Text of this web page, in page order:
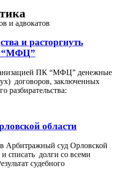
и адвокатов
и расторгнуть
“МФЦ”
ПК “МФЦ” денежные
договоров, заключенных
разбирательства:
области
в Арбитражный суд Орловской
и списать долги со всеми
судебного